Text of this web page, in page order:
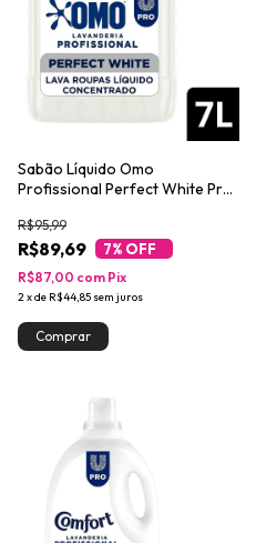
Sabão Líquido Omo
Profissional Perfect White Pro
R$89,69
R$95,99
7% OFF
2xde R$44,85 sem juros
R$87,00 com Pix